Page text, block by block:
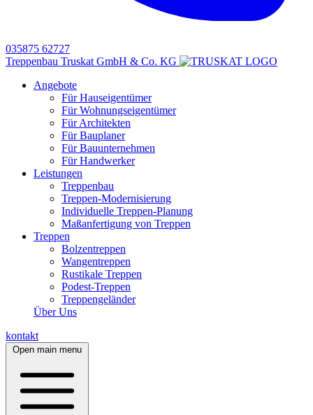
035875 62727
Treppenbau Truskat GmbH & Co. KG
Angebote
Für Hauseigentümer
Für Wohnungseigentümer
Für Architekten
Für Bauplaner
Für Bauunternehmen
Für Handwerker
Leistungen
Treppenbau
Treppen-Modernisierung
Individuelle Treppen-Planung
Maßanfertigung von Treppen
Treppen
Bolzentreppen
Wangentreppen
Rustikale Treppen
Podest-Treppen
Treppengeländer
Über Uns
kontakt
Open main menu